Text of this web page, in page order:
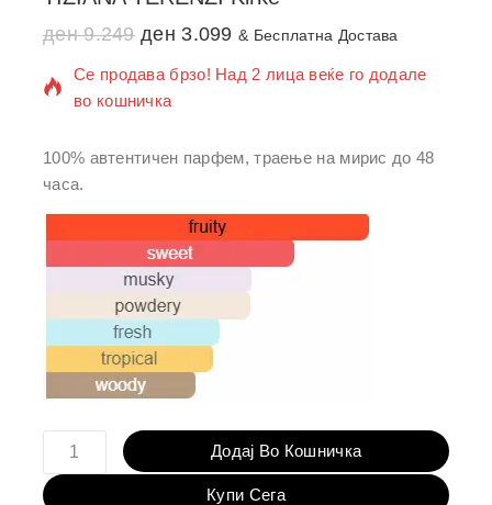
ден9.249 ден 3.099 & Бесплатна Достава
8 производи се продадени во последниот 6 час
Се продава брзо! Над 2 лица веќе го додале
во кошничка
100% автентичен парфем, траење на мирис до 48
часа.
Додај Во Кошничка
Купи Сега